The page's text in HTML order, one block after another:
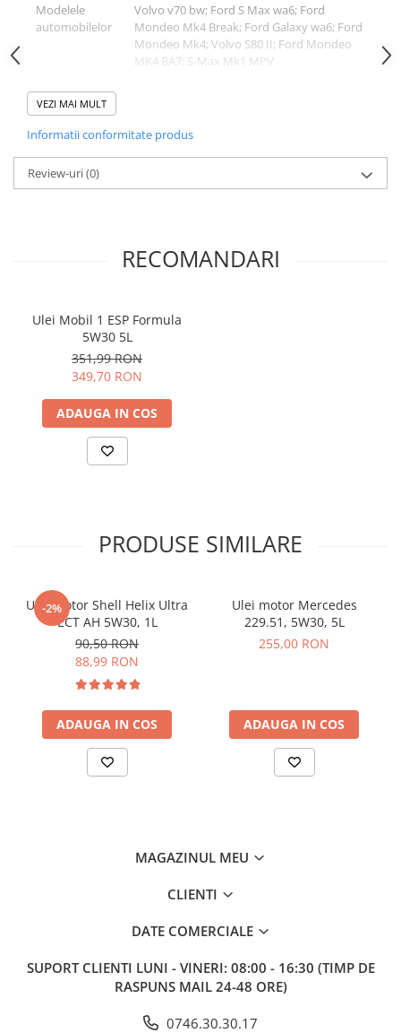
Modelele
automobilelor
Volvo v70 bw; Ford S Max wa6; Ford
Mondeo Mk4 Break; Ford Galaxy wa6; Ford
Mondeo Mk4; Volvo S80 II; Ford Mondeo
MK4 BA7; S-Max Mk1 MPV
Motoarele
2.0 TDi; 2.0 FlexFuel; 2.0 SCTI; 1.6
Puterea
motorului (cai
Numărul de
producătorului
C 30 161
Numărul
(numerele)
piesei
(pieselor) OE
1698 684, 1418 883, 1479059, 1465170,
6G91-9601-AA
VEZI MAI MULT
Informatii conformitate produs
Review-uri(0)
RECOMANDARI
Ulei Mobil 1 ESP Formula
5W30 5L
351,99 RON
349,70 RON
ADAUGA IN COS
PRODUSE SIMILARE
-2%
Ulei motor Shell Helix Ultra
ECT AH 5W30, 1L
90,50 RON
88,99 RON
ADAUGA IN COS
Ulei motor Mercedes
229.51, 5W30, 5L
255,00 RON
ADAUGA IN COS
MAGAZINUL MEU
CLIENTI
DATE COMERCIALE
SUPORT CLIENTI LUNI - VINERI: 08:00 - 16:30 (TIMP DE
RASPUNS MAIL 24-48 ORE)
0746.30.30.17